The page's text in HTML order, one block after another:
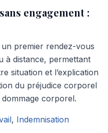
engagement :
un premier rendez-vous
à distance, permettant
situation et l’explication
du préjudice corporel
corporel.
, Indemnisation